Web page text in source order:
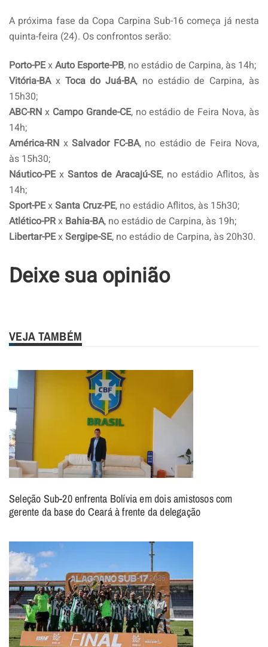
A próxima fase da Copa Carpina Sub-16 começa já nesta
quinta-feira (24). Os confrontos serão:
Porto-PExAuto Esporte-PB, no estádio de Carpina, às 14h;
Vitória-BAx Toca do Juá-BA, no estádio de Carpina, às
15h30;
ABC-RN x Campo Grande-CE, no estádio de Feira Nova, às
14h;
América-RN x Salvador FC-BA, no estádio de Feira Nova,
às 15h30;
Náutico-PEx Santos de Aracajú-SE, no estádio Aflitos, às
14h;
Sport-PExSanta Cruz-PE, no estádio Aflitos, às 15h30;
Atlético-PRx Bahia-BA, no estádio de Carpina, às 19h;
Libertar-PExSergipe-SE, no estádio de Carpina, às 20h30.
Deixe sua opinião
VEJA TAMBÉM
Seleção Sub-20 enfrenta Bolívia em dois amistosos com
gerente da base do Ceará à frente da delegação